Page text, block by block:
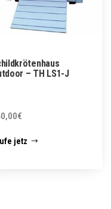
– TH LS1-J
€
jetz